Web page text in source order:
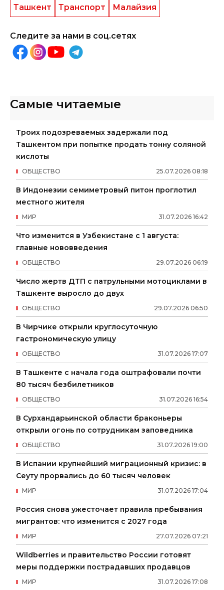
Ташкент Транспорт Малайзия
Следите за нами в соц.сетях
Самые читаемые
Троих подозреваемых задержали под
Ташкентом при попытке продать тонну соляной
кислоты
25.07.2026 08:18
ОБЩЕСТВО
В Индонезии семиметровый питон проглотил
местного жителя
31.07.2026 16:42
МИР
Что изменится в Узбекистане с 1 августа:
главные нововведения
29.07.2026 06:19
ОБЩЕСТВО
Число жертв ДТП с патрульными мотоциклами в
Ташкенте выросло до двух
29.07.2026 06:50
ОБЩЕСТВО
В Чирчике открыли круглосуточную
гастрономическую улицу
31.07.2026 17:07
ОБЩЕСТВО
В Ташкенте с начала года оштрафовали почти
80 тысяч безбилетников
31.07.2026 16:54
ОБЩЕСТВО
В Сурхандарьинской области браконьеры
открыли огонь по сотрудникам заповедника
31.07.2026 19:00
ОБЩЕСТВО
В Испании крупнейший миграционный кризис: в
Сеуту прорвались до 60 тысяч человек
31.07.2026 17:04
МИР
Россия снова ужесточает правила пребывания
мигрантов: что изменится с 2027 года
27.07.2026 07:21
МИР
Wildberries и правительство России готовят
меры поддержки пострадавших продавцов
31.07.2026 17:08
МИР